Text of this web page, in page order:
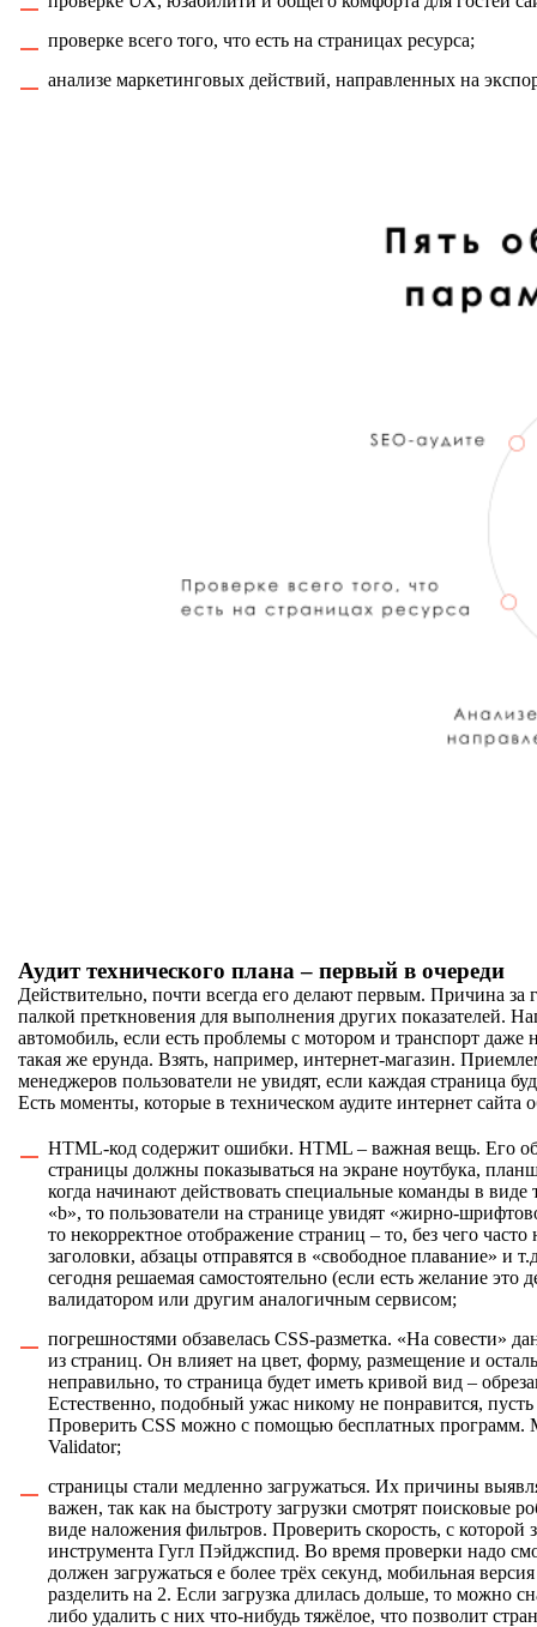
проверке всего того, что есть на страницах ресурса;
анализе маркетинговых действий, направленных на
Аудит технического плана – первый в очереди
Действительно, почти всегда его делают первым. Причина за
палкой преткновения для выполнения других показателей.
автомобиль, если есть проблемы с мотором и транспорт даже
такая же ерунда. Взять, например, интернет-магазин.
менеджеров пользователи не увидят, если каждая страница
Есть моменты, которые в техническом аудите интернет
HTML-код содержит ошибки. HTML – важная вещь. Его
страницы должны показываться на экране ноутбука,
когда начинают действовать специальные команды в виде
«b», то пользователи на странице увидят «жирно-
то некорректное отображение страниц – то, без чего
заголовки, абзацы отправятся в «свободное плавание» и
сегодня решаемая самостоятельно (если есть желание это
валидатором или другим аналогичным сервисом;
погрешностями обзавелась CSS-разметка. «На совести»
из страниц. Он влияет на цвет, форму, размещение и
неправильно, то страница будет иметь кривой вид –
Естественно, подобный ужас никому не понравится,
Проверить CSS можно с помощью бесплатных программ.
Validator;
страницы стали медленно загружаться. Их причины
важен, так как на быстроту загрузки смотрят поисковые
виде наложения фильтров. Проверить скорость, с
инструмента Гугл Пэйджспид. Во время проверки надо
должен загружаться е более трёх секунд, мобильная
разделить на 2. Если загрузка длилась дольше, то можно
либо удалить с них что-нибудь тяжёлое, что позволит